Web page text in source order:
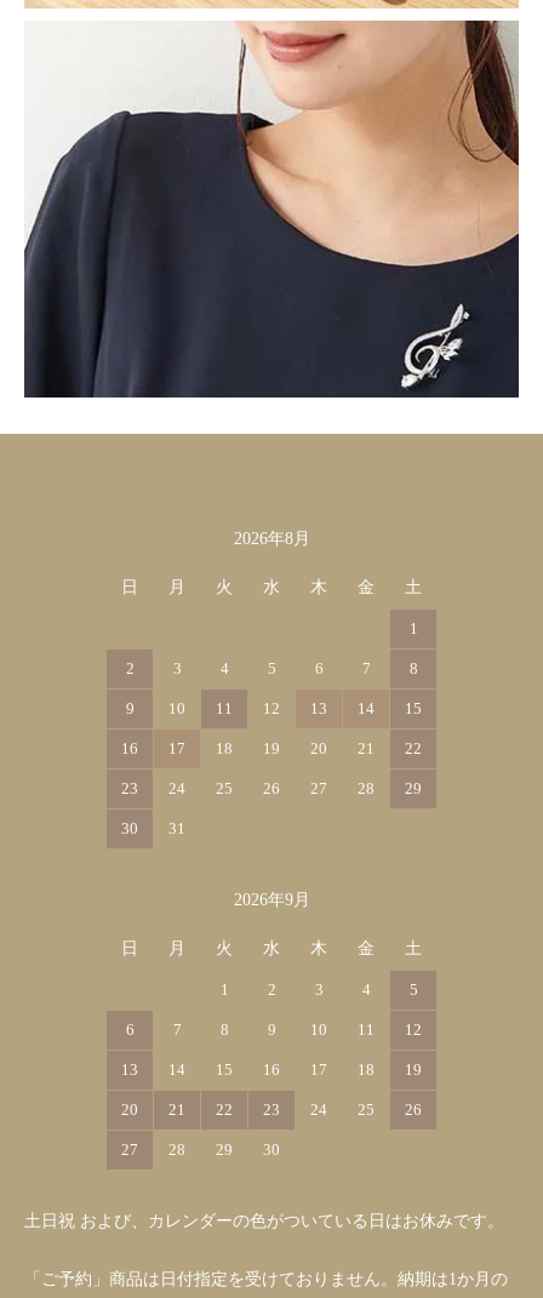
2026年8月
日 月 火 水 木 金 土
1
2 3 4 5 6 7 8
9 10 11 12 13 14 15
16 17 18 19 20 21 22
23 24 25 26 27 28 29
30 31
2026年9月
日 月 火 水 木 金 土
1 2 3 4 5
6 7 8 9 10 11 12
13 14 15 16 17 18 19
20 21 22 23 24 25 26
27 28 29 30
土日祝 および、カレンダーの色がついている日はお休みです。
「ご予約」商品は日付指定を受けておりません。納期は1か月の